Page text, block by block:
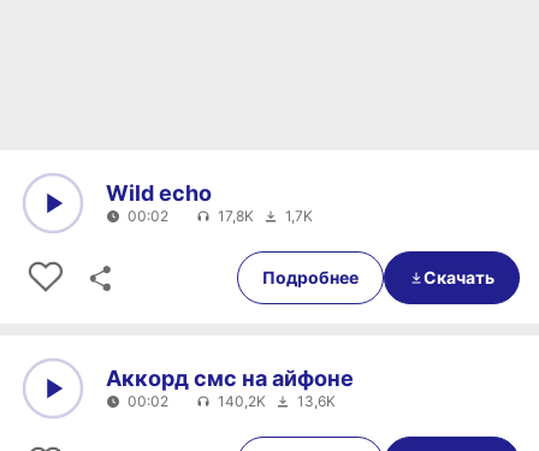
00:02
Wild echo
00:02 17,8K 1,7K
Подробнее Скачать
00:02
Аккорд смс на айфоне
00:02 140,2K 13,6K